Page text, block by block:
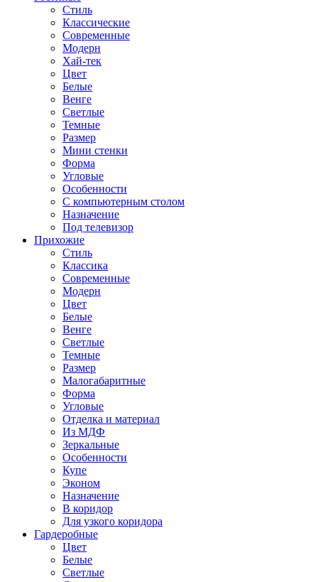
Стиль
Классические
Современные
Модерн
Хай-тек
Цвет
Белые
Венге
Светлые
Темные
Размер
Мини стенки
Форма
Угловые
Особенности
С компьютерным столом
Назначение
Под телевизор
Прихожие
Стиль
Классика
Современные
Модерн
Цвет
Белые
Венге
Светлые
Темные
Размер
Малогабаритные
Форма
Угловые
Отделка и материал
Из МДФ
Зеркальные
Особенности
Купе
Эконом
Назначение
В коридор
Для узкого коридора
Гардеробные
Цвет
Белые
Светлые